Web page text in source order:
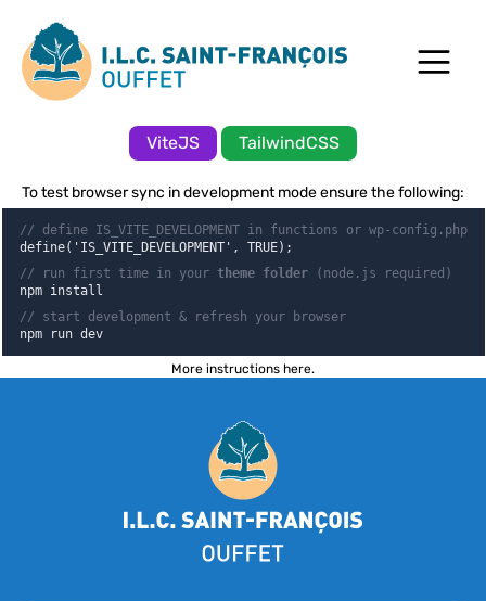
Passer au contenu
Wordpress Theme rapid development using
Vite & Tailwindcss
ViteJS TailwindCSS
To test browser sync in development mode ensure the following:
// define IS_VITE_DEVELOPMENT in functions or wp-config.php
define('IS_VITE_DEVELOPMENT', TRUE);
// run first time in your theme folder(node.js required)
npm install
// start development & refresh your browser
npm run dev
More instructions here.